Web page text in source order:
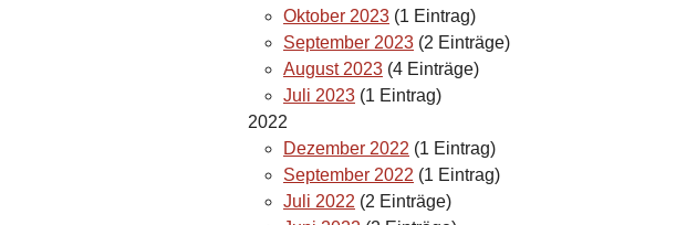
Oktober 2023 (1 Eintrag)
September 2023 (2 Einträge)
August 2023 (4 Einträge)
Juli 2023 (1 Eintrag)
2022
Dezember 2022 (1 Eintrag)
September 2022 (1 Eintrag)
Juli 2022 (2 Einträge)